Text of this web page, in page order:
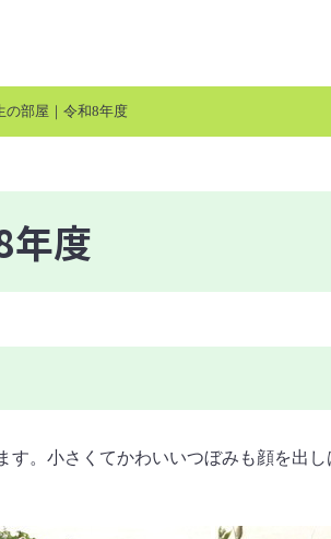
の部屋｜令和8年度
年度
す。小さくてかわいいつぼみも顔を出